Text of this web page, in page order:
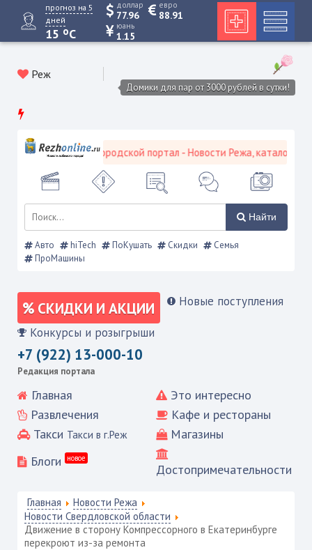
прогноз на 5
дней
15 oC
доллар
77.96
евро
88.91
юань
1.15
Реж
Домики для пар от 3000 рублей в сутки!
Режевской городской портал - Новости Режа, каталог
Найти
Авто hiTech ПоКушать Скидки
Семья
ПроМашины
СКИДКИ И АКЦИИ Новые поступления
Конкурсы и розыгрыши
+7 (922) 13-000-10
Редакция портала
Главная
Это интересно
Развлечения
Кафе и рестораны
Такси Такси в г.Реж
Магазины
Блоги
новое
Достопримечательности
Главная
Новости Режа
Новости Свердловской области
Движение в сторону Компрессорного в Екатеринбурге
перекроют из-за ремонта